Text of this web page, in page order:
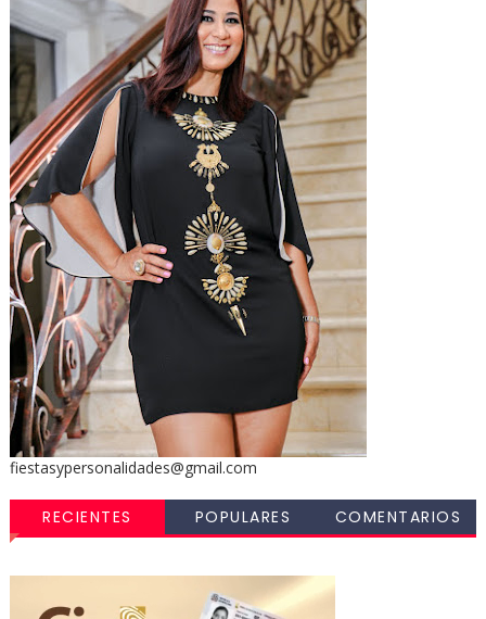
fiestasypersonalidades@gmail.com
RECIENTES POPULARES COMENTARIOS